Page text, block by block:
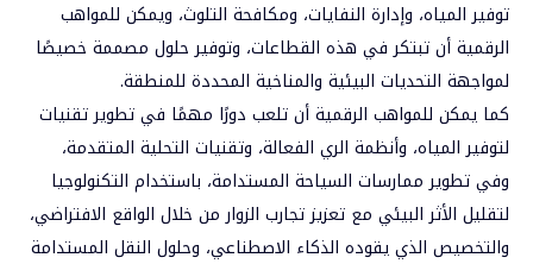
توفير المياه، وإدارة النفايات، ومكافحة التلوث، ويمكن للمواهب
الرقمية أن تبتكر في هذه القطاعات، وتوفير حلول مصممة خصيصًا
لمواجهة التحديات البيئية والمناخية المحددة للمنطقة.
كما يمكن للمواهب الرقمية أن تلعب دورًا مهمًا في تطوير تقنيات
لتوفير المياه، وأنظمة الري الفعالة، وتقنيات التحلية المتقدمة،
وفي تطوير ممارسات السياحة المستدامة، باستخدام التكنولوجيا
لتقليل الأثر البيئي مع تعزيز تجارب الزوار من خلال الواقع الافتراضي،
والتخصيص الذي يقوده الذكاء الاصطناعي، وحلول النقل المستدامة